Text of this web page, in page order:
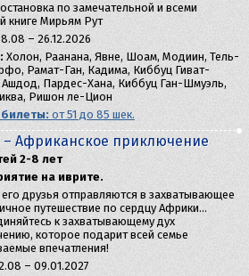
по замечательной и всеми
книге Мирьям Рут
– 26.12.2026
Холон, Раанана, Явне, Шоам, Модиин, Тель-
Рамат-Ган, Кадима, Киббуц Гиват-
Ашдод, Пардес-Хана, Киббуц Ган-Шмуэль,
Ришон ле-Цион
билеты: от 51 до 85 шек.
– Африканское приключение
2-8 лет
на иврите.
друзья отправляются в захватывающее
путешествие по сердцу Африки…
к захватывающему дух
которое подарит всей семье
впечатления!
– 09.01.2027